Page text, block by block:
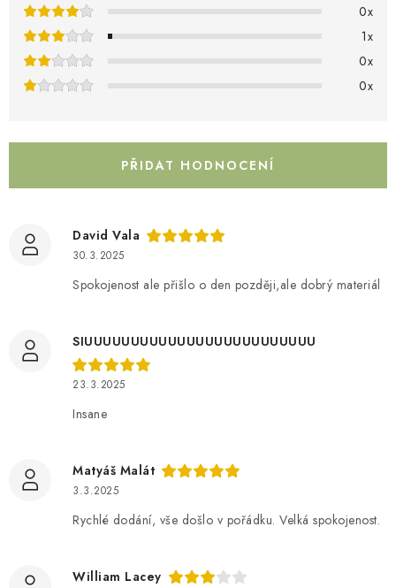
Kamenný obchod
Doprava & Platba
Moje objednávka
0x
1x
0x
0x
PŘIDAT HODNOCENÍ
David Vala
30.3.2025
Spokojenost ale přišlo o den později,ale dobrý materiál
SIUUUUUUUUUUUUUUUUUUUUUUUUU
23.3.2025
Insane
Matyáš Malát
3.3.2025
Rychlé dodání, vše došlo v pořádku. Velká spokojenost.
William Lacey